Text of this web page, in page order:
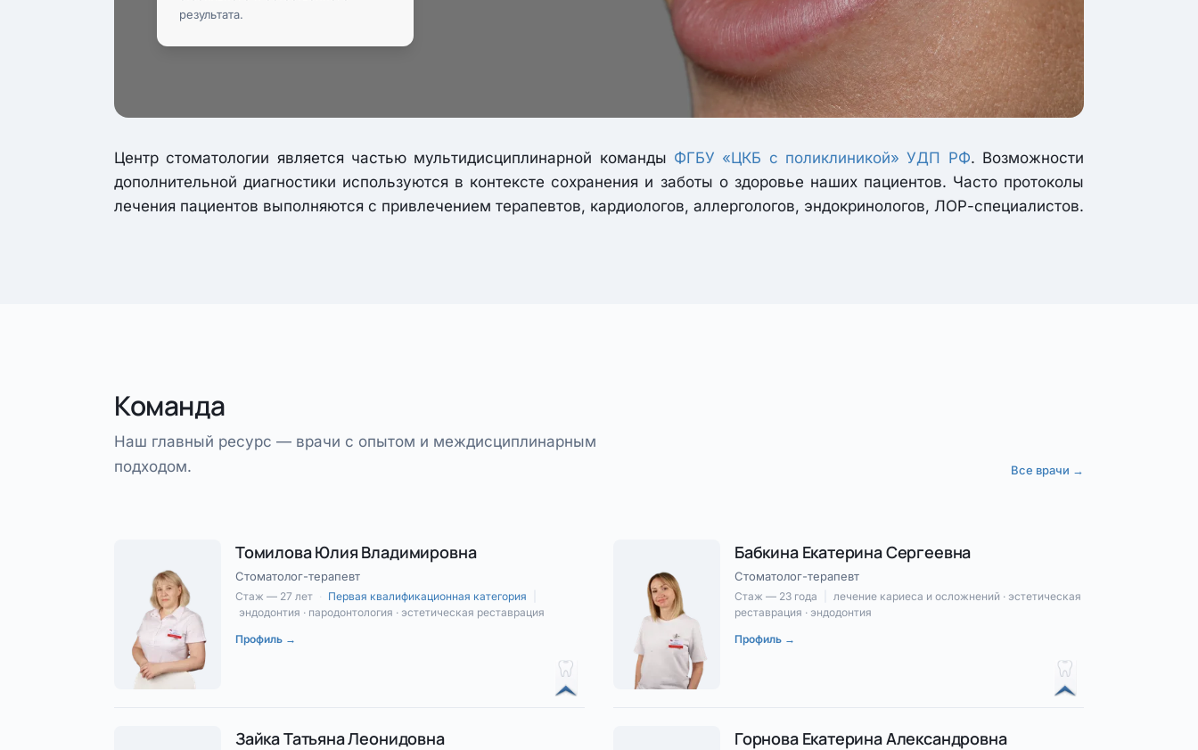
результата.
Центр стоматологии является частью мультидисциплинарной команды ФГБУ «ЦКБ с поликлиникой» УДП РФ. Возможности
дополнительной диагностики используются в контексте сохранения и заботы о здоровье наших пациентов. Часто протоколы
лечения пациентов выполняются с привлечением терапевтов, кардиологов, аллергологов, эндокринологов, ЛОР-специалистов.
Команда
Наш главный ресурс — врачи с опытом и междисциплинарным
подходом.
Все врачи →
Томилова Юлия Владимировна
Стоматолог-терапевт
Стаж — 27 лет · Первая квалификационная категория
эндодонтия · пародонтология · эстетическая реставрация
Профиль →
Бабкина Екатерина Сергеевна
Стоматолог-терапевт
Стаж — 23 года
лечение кариеса и осложнений · эстетическая
реставрация · эндодонтия
Профиль →
Зайка Татьяна Леонидовна Горнова Екатерина Александровна